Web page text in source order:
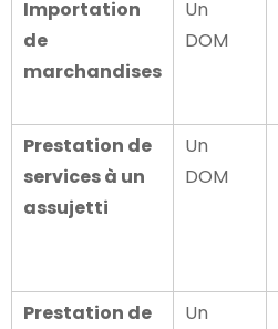
Importation
de
marchandises
Un
DOM
Prestation de
services à un
assujetti
Un
DOM
Prestation de
Un